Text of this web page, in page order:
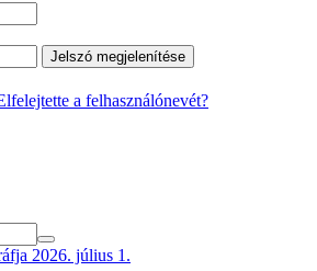
Jelszó megjelenítése
a felhasználónevét?